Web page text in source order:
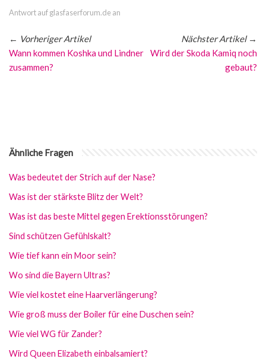
Antwort auf glasfaserforum.de an
← Vorheriger Artikel
Wann kommen Koshka und Lindner
zusammen?
Nächster Artikel→
Wird der Skoda Kamiq noch
gebaut?
Ähnliche Fragen
Was bedeutet der Strich auf der Nase?
Was ist der stärkste Blitz der Welt?
Was ist das beste Mittel gegen Erektionsstörungen?
Sind schützen Gefühlskalt?
Wie tief kann ein Moor sein?
Wo sind die Bayern Ultras?
Wie viel kostet eine Haarverlängerung?
Wie groß muss der Boiler für eine Duschen sein?
Wie viel WG für Zander?
Wird Queen Elizabeth einbalsamiert?